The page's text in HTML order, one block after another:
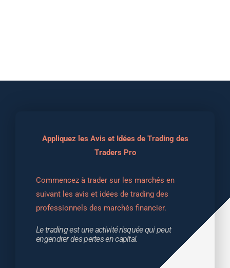
Appliquez les Avis et Idées de Trading des
Traders Pro
Commencez à trader sur les marchés en
suivant les avis et idées de trading des
professionnels des marchés financier.
Le trading est une activité risquée qui peut
engendrer des pertes en capital.